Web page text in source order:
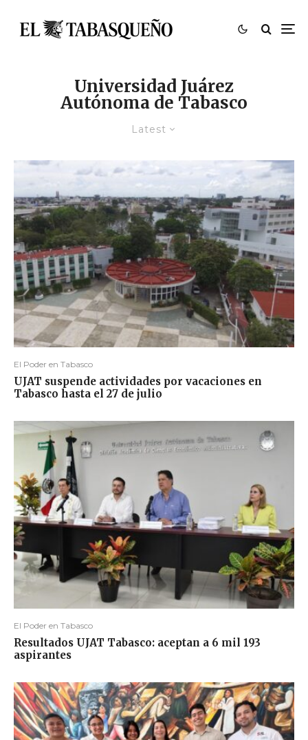
Universidad Juárez
Autónoma de Tabasco
Latest
El Poder en Tabasco
UJAT suspende actividades por vacaciones en
Tabasco hasta el 27 de julio
El Poder en Tabasco
Resultados UJAT Tabasco: aceptan a 6 mil 193
aspirantes